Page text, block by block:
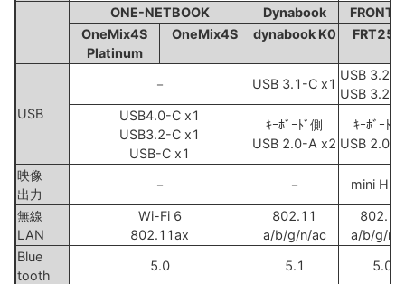
ONE-NETBOOK Dynabook
OneMix4S
Platinum
OneMix4S dynabook K0
USB
－ USB 3.1-C x1
USB 3.2-
USB 3.2-
USB4.0-C x1
USB3.2-C x1
USB-C x1
ｷｰﾎﾞｰﾄﾞ側
USB 2.0-A x2
ｷｰﾎﾞｰﾄﾞ
USB 2.0-
映像
出力
－ － mini
無線
LAN
Wi-Fi 6
802.11ax
802.11
a/b/g/n/ac
802.11
a/b/g/n/
Blue
tooth
5.0 5.1 5.0